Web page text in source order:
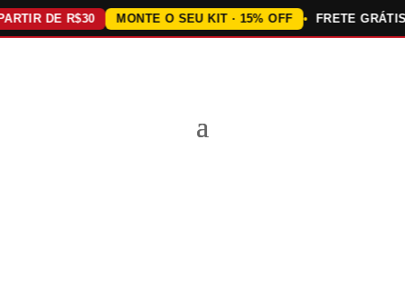
DE R$30 MONTE O SEU KIT · 15% OFF FRETE GRÁTIS